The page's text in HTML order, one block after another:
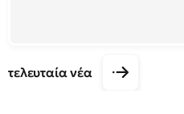
τελευταία νέα